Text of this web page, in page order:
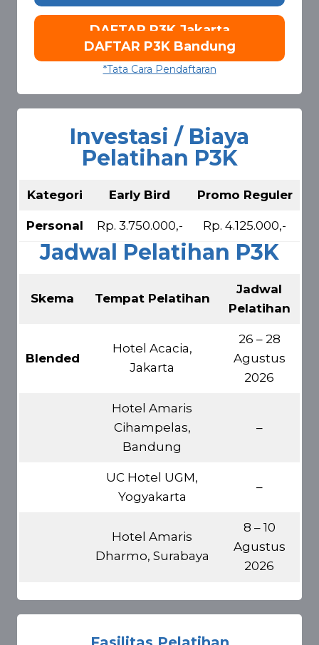
DAFTAR P3K Jakarta
DAFTAR P3K Bandung
*Tata Cara Pendaftaran
Investasi / Biaya
Pelatihan P3K
Kategori Early Bird Promo Reguler
Personal Rp. 3.750.000,- Rp. 4.125.000,-
Jadwal Pelatihan P3K
Skema Tempat Pelatihan
Jadwal
Pelatihan
Blended
Hotel Acacia,
Jakarta
26 – 28
Agustus
2026
Hotel Amaris
Cihampelas,
Bandung
–
UC Hotel UGM,
Yogyakarta
–
Hotel Amaris
Dharmo, Surabaya
8 – 10
Agustus
2026